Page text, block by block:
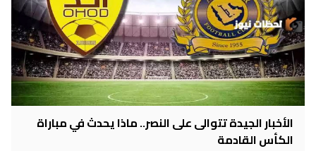
الأخبار الجيدة تتوالى على النصر.. ماذا يحدث في مباراة
الكأس القادمة